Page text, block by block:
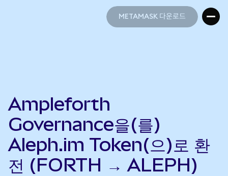
METAMASK 다운로드
Ampleforth
Governance을(를)
Aleph.im Token(으)로 환
전 (FORTH → ALEPH)